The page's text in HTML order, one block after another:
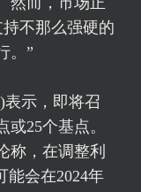
不那么强硬的
。”
表示，即将召
25个基点。
称，在调整利
能会在2024年